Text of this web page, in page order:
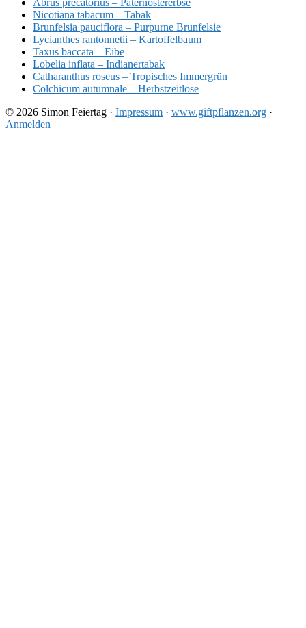
Nicotiana tabacum – Tabak
Brunfelsia pauciflora – Purpurne Brunfelsie
Lycianthes rantonnetii – Kartoffelbaum
Taxus baccata – Eibe
Lobelia inflata – Indianertabak
Catharanthus roseus – Tropisches Immergrün
Colchicum autumnale – Herbstzeitlose
© 2026 Simon Feiertag · Impressum · www.giftpflanzen.org ·
Anmelden